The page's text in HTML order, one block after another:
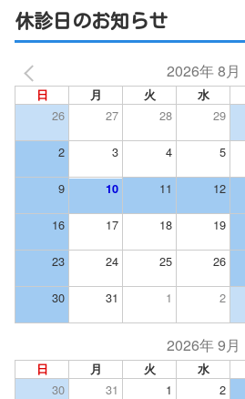
休診日のお知らせ
2026年 8月
日 月 火 水
26 27 28 29
2 3 4 5
9 10 11 12
16 17 18 19
23 24 25 26
30 31 1 2
2026年 9月
日 月 火 水
30 31 1 2